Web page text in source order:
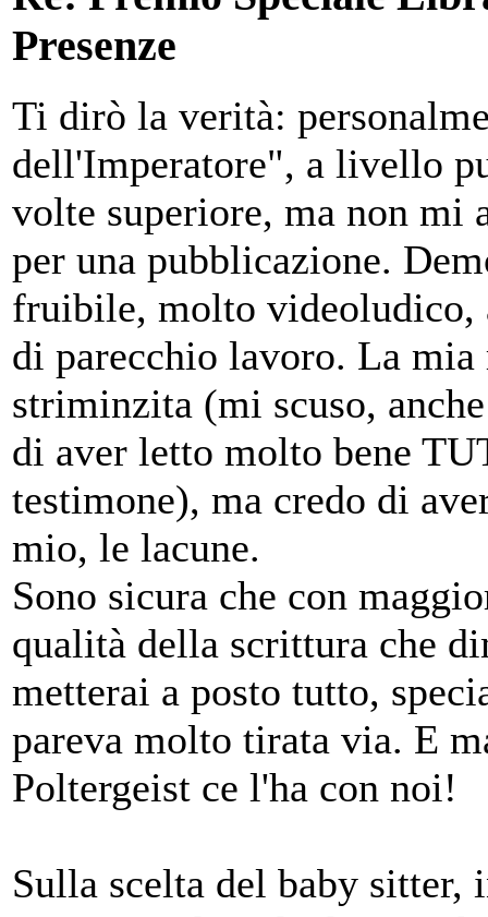
Presenze
Ti dirò la verità:
dell'Imperatore", a livello
volte superiore, ma non mi
per una pubblicazione.
fruibile, molto videoludico,
di parecchio lavoro. La mia
striminzita (mi scuso,
di aver letto molto bene
testimone), ma credo di
mio, le lacune.
Sono sicura che con
qualità della scrittura che
metterai a posto tutto,
pareva molto tirata via. E
Poltergeist ce l'ha con noi!
Sulla scelta del baby